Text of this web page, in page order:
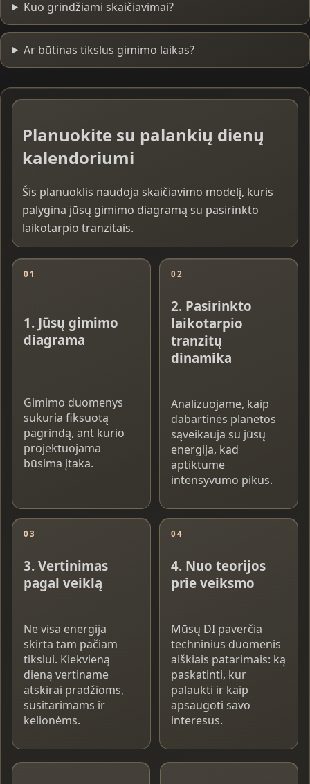
Kuo grindžiami skaičiavimai?
Ar būtinas tikslus gimimo laikas?
Planuokite su palankių dienų
kalendoriumi
Šis planuoklis naudoja skaičiavimo modelį, kuris
palygina jūsų gimimo diagramą su pasirinkto
laikotarpio tranzitais.
01
1. Jūsų gimimo
diagrama
Gimimo duomenys
sukuria fiksuotą
pagrindą, ant kurio
projektuojama
būsima įtaka.
02
2. Pasirinkto
laikotarpio
tranzitų
dinamika
Analizuojame, kaip
dabartinės planetos
sąveikauja su jūsų
energija, kad
aptiktume
intensyvumo pikus.
03
3. Vertinimas
pagal veiklą
Ne visa energija
skirta tam pačiam
tikslui. Kiekvieną
dieną vertiname
atskirai pradžioms,
susitarimams ir
kelionėms.
04
4. Nuo teorijos
prie veiksmo
Mūsų DI paverčia
techninius duomenis
aiškiais patarimais: ką
paskatinti, kur
palaukti ir kaip
apsaugoti savo
interesus.